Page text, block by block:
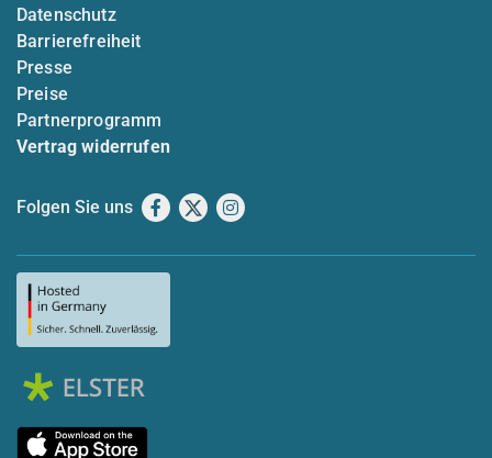
Datenschutz
Barrierefreiheit
Presse
Preise
Partnerprogramm
Vertrag widerrufen
Folgen Sie uns Facebook
X Instagram